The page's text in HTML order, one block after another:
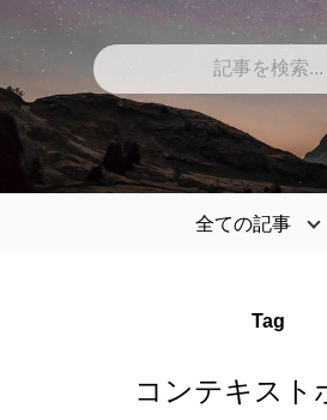
全ての記事
Tag
コンテキスト